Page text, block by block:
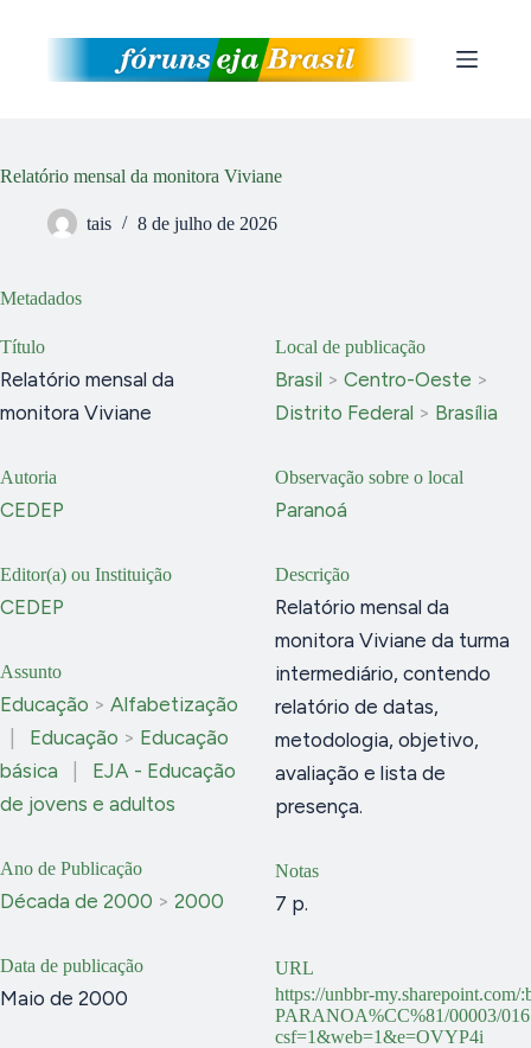
Relatório mensal da monitora Viviane
tais 8 de julho de 2026
Metadados
Título
Relatório mensal da
monitora Viviane
Autoria
CEDEP
Editor(a) ou Instituição
CEDEP
Assunto
Educação > Alfabetização
Educação > Educação
básica
EJA - Educação
de jovens e adultos
Ano de Publicação
Década de 2000 > 2000
Data de publicação
Maio de 2000
Local de publicação
Brasil > Centro-Oeste >
Distrito Federal > Brasília
Observação sobre o local
Paranoá
Descrição
Relatório mensal da
monitora Viviane da turma
intermediário, contendo
relatório de datas,
metodologia, objetivo,
avaliação e lista de
presença.
Notas
7 p.
URL
https://unbbr-my.sharepoint.com/
PARANOA%CC%81/00003/
csf=1&web=1&e=OVYP4i